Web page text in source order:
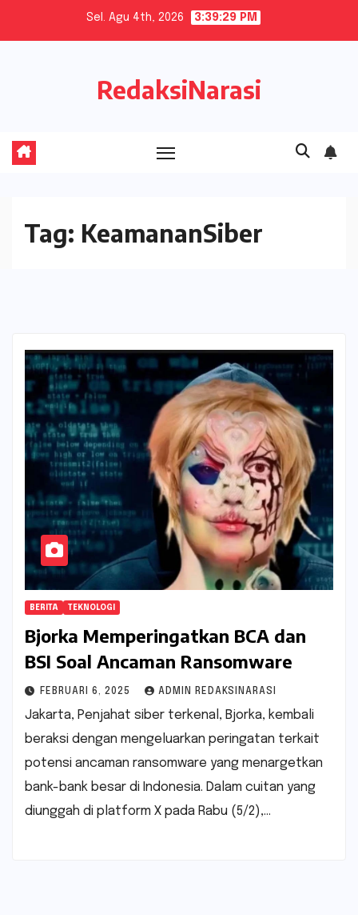
Sel. Agu 4th, 2026 3:39:30 PM
RedaksiNarasi
Tag: KeamananSiber
BERITA TEKNOLOGI
Bjorka Memperingatkan BCA dan
BSI Soal Ancaman Ransomware
FEBRUARI 6, 2025 ADMIN REDAKSINARASI
Jakarta, Penjahat siber terkenal, Bjorka, kembali
beraksi dengan mengeluarkan peringatan terkait
potensi ancaman ransomware yang menargetkan
bank-bank besar di Indonesia. Dalam cuitan yang
diunggah di platform X pada Rabu (5/2),…